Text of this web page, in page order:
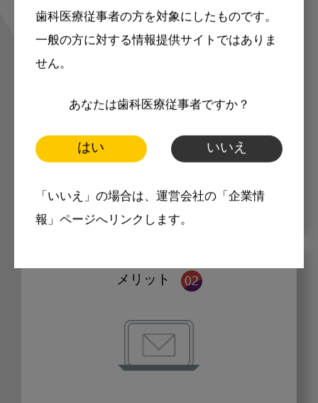
歯科医療従事者の方を対象にしたものです。
一般の方に対する情報提供サイトではありま
せん。
あなたは歯科医療従事者ですか？
はい いいえ
「いいえ」の場合は、運営会社の「企業情
報」ページへリンクします。
インが必要になっています。会員登録
していただくと、すべての記事をご覧
マークの記事は会員限定
メリット